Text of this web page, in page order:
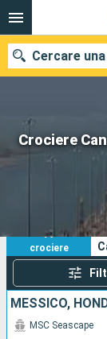
Crociere
Cercare
Le nostre
17
crociere
I
MESSICO,
MSC Seascape